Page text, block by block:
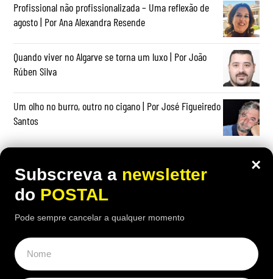
Profissional não profissionalizada – Uma reflexão de
agosto | Por Ana Alexandra Resende
Quando viver no Algarve se torna um luxo | Por João
Rúben Silva
Um olho no burro, outro no cigano | Por José Figueiredo
Santos
Cultura e sustentabilidade marcam terceira edição da
Al-Bauhaus Dream Academy
Erasmus+ leva alunos e docentes do Agrupamento João
de Deus a Modena e Udine
×
Subscreva a newsletter
do POSTAL
Pode sempre cancelar a qualquer momento